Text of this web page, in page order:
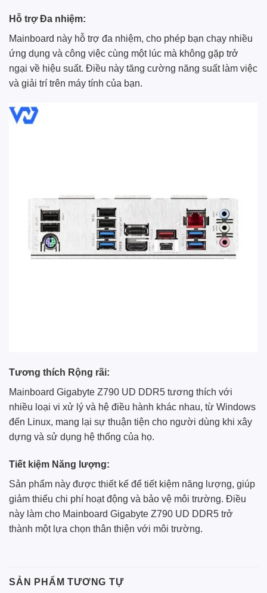
Hỗ trợ Đa nhiệm:
Mainboard này hỗ trợ đa nhiệm, cho phép bạn chạy nhiều
ứng dụng và công việc cùng một lúc mà không gặp trở
ngại về hiệu suất. Điều này tăng cường năng suất làm việc
và giải trí trên máy tính của bạn.
Tương thích Rộng rãi:
Mainboard Gigabyte Z790 UD DDR5 tương thích với
nhiều loại vi xử lý và hệ điều hành khác nhau, từ Windows
đến Linux, mang lại sự thuận tiện cho người dùng khi xây
dựng và sử dụng hệ thống của họ.
Tiết kiệm Năng lượng:
Sản phẩm này được thiết kế để tiết kiệm năng lượng, giúp
giảm thiểu chi phí hoạt động và bảo vệ môi trường. Điều
này làm cho Mainboard Gigabyte Z790 UD DDR5 trở
thành một lựa chọn thân thiện với môi trường.
SẢN PHẨM TƯƠNG TỰ